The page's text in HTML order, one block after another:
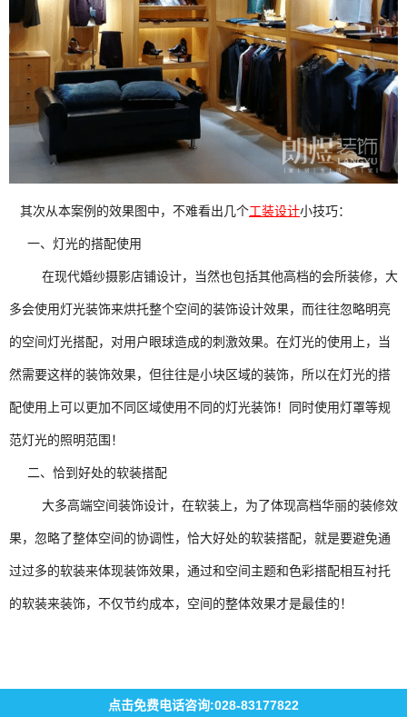
其次从本案例的效果图中，不难看出几个工装设计小技巧：
一、灯光的搭配使用
在现代婚纱摄影店铺设计，当然也包括其他高档的会所装修，大
多会使用灯光装饰来烘托整个空间的装饰设计效果，而往往忽略明亮
的空间灯光搭配，对用户眼球造成的刺激效果。在灯光的使用上，当
然需要这样的装饰效果，但往往是小块区域的装饰，所以在灯光的搭
配使用上可以更加不同区域使用不同的灯光装饰！同时使用灯罩等规
范灯光的照明范围！
二、恰到好处的软装搭配
大多高端空间装饰设计，在软装上，为了体现高档华丽的装修效
果，忽略了整体空间的协调性，恰大好处的软装搭配，就是要避免通
过过多的软装来体现装饰效果，通过和空间主题和色彩搭配相互衬托
的软装来装饰，不仅节约成本，空间的整体效果才是最佳的！
点击免费电话咨询:028-83177822